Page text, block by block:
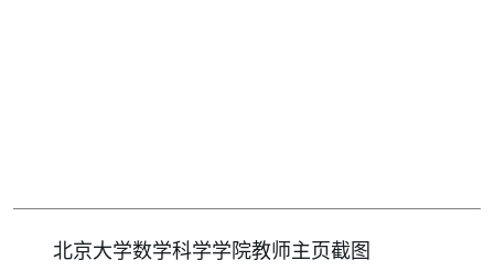
北京大学数学科学学院教师主页截图